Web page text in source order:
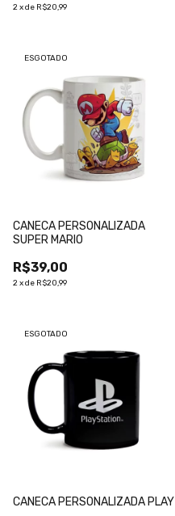
2xde R$20,99
ESGOTADO
CANECA PERSONALIZADA
SUPER MARIO
R$39,00
2xde R$20,99
ESGOTADO
CANECA PERSONALIZADA PLAY